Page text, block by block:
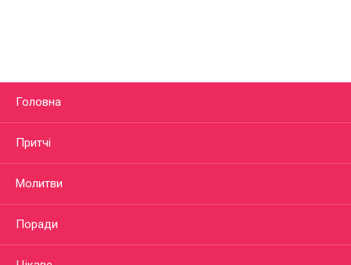
Головна
Притчі
Молитви
Поради